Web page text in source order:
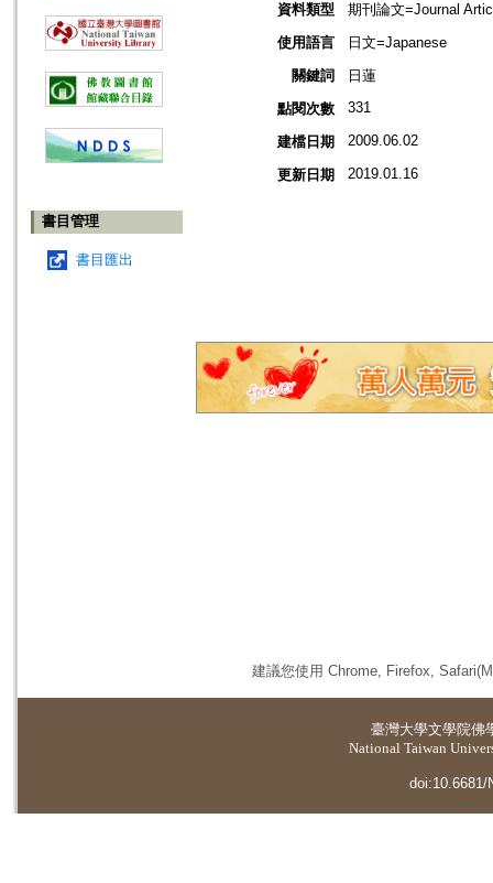
書目管理
書目匯出
資料類型
期刊論文=Journal
使用語言
日文=Japanese
關鍵詞
日蓮
點閱次數
331
建檔日期 2009.06.02
更新日期 2019.01.16
建議您使用 Chrome, Firefox,
臺灣大學文學院佛
National Taiwan
doi:10.6681/